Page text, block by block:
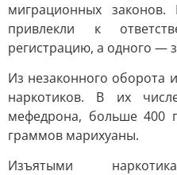
миграционных законов.
привлекли к
регистрацию, а одного —
Из незаконного оборота
наркотиков. В их
мефедрона, больше 400
граммов марихуаны.
Изъятыми